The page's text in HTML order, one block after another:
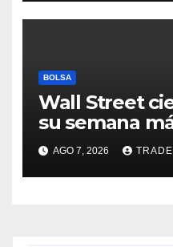
BOLSA
Wall Street
su semana
abril
AGO 7, 2026